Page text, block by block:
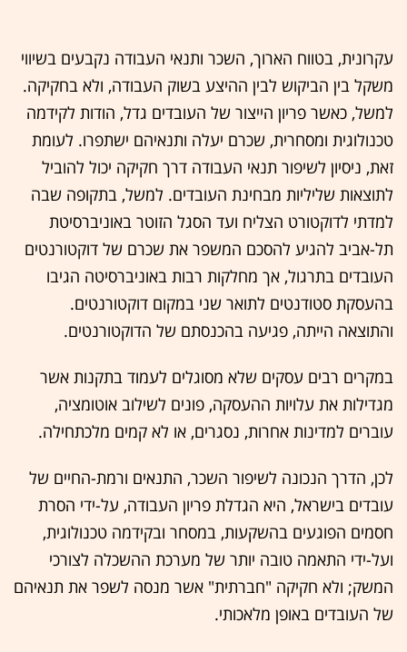
עקרונית, בטווח הארוך, השכר ותנאי העבודה נקבעים בשיווי
משקל בין הביקוש לבין ההיצע בשוק העבודה, ולא בחקיקה.
למשל, כאשר פריון הייצור של העובדים גדל, הודות לקידמה
טכנולוגית ומסחרית, שכרם יעלה ותנאיהם ישתפרו. לעומת
זאת, ניסיון לשיפור תנאי העבודה דרך חקיקה יכול להוביל
לתוצאות שליליות מבחינת העובדים. למשל, בתקופה שבה
למדתי לדוקטורט הצליח ועד הסגל הזוטר באוניברסיטת
תל-אביב להגיע להסכם המשפר את שכרם של דוקטורנטים
העובדים בתרגול, אך מחלקות רבות באוניברסיטה הגיבו
בהעסקת סטודנטים לתואר שני במקום דוקטורנטים.
והתוצאה הייתה, פגיעה בהכנסתם של הדוקטורנטים.
במקרים רבים עסקים שלא מסוגלים לעמוד בתקנות אשר
מגדילות את עלויות ההעסקה, פונים לשילוב אוטומציה,
עוברים למדינות אחרות, נסגרים, או לא קמים מלכתחילה.
לכן, הדרך הנכונה לשיפור השכר, התנאים ורמת-החיים של
עובדים בישראל, היא הגדלת פריון העבודה, על-ידי הסרת
חסמים הפוגעים בהשקעות, במסחר ובקידמה טכנולוגית,
ועל-ידי התאמה טובה יותר של מערכת ההשכלה לצורכי
המשק; ולא חקיקה "חברתית" אשר מנסה לשפר את תנאיהם
של העובדים באופן מלאכותי.